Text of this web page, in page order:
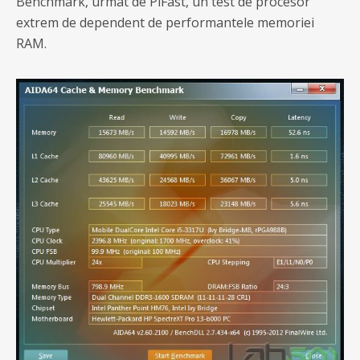
extrem de dependent de performantele memoriei
RAM.